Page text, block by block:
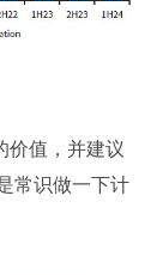
价值，并建议
常识做一下计